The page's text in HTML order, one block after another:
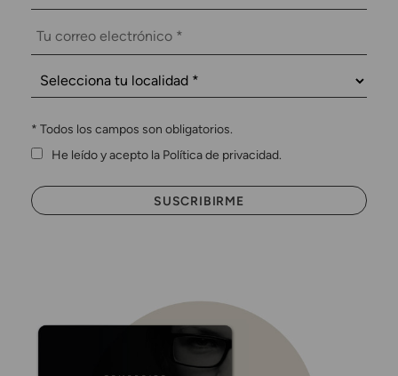
* Todos los campos son obligatorios.
He leído y acepto la Política de privacidad.